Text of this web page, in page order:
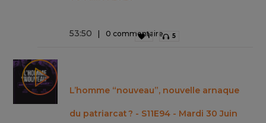
53:50 0 commentaire
1 5
L’homme “nouveau”, nouvelle arnaque
du patriarcat ? - S11E94 - Mardi 30 Juin